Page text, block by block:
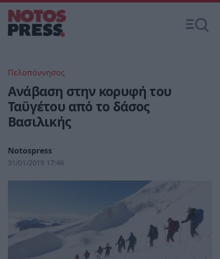
Πελοπόννησος
Ανάβαση στην κορυφή του
Ταϋγέτου από το δάσος
Βασιλικής
Notospress
31/01/2019 17:46